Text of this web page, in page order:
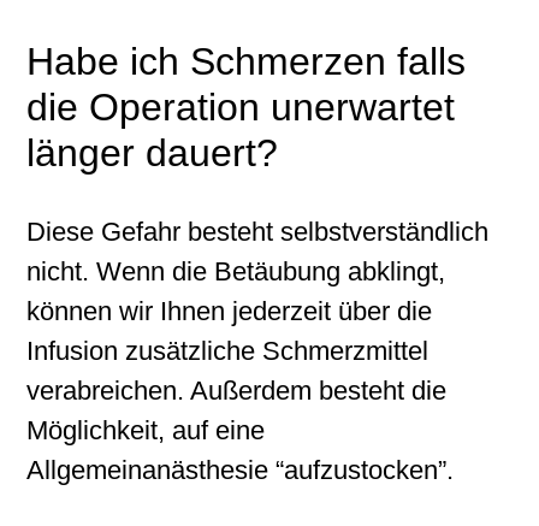
Habe ich Schmerzen falls
die Operation unerwartet
länger dauert?
Diese Gefahr besteht selbstverständlich
nicht. Wenn die Betäubung abklingt,
können wir Ihnen jederzeit über die
Infusion zusätzliche Schmerzmittel
verabreichen. Außerdem besteht die
Möglichkeit, auf eine
Allgemeinanästhesie “aufzustocken”.